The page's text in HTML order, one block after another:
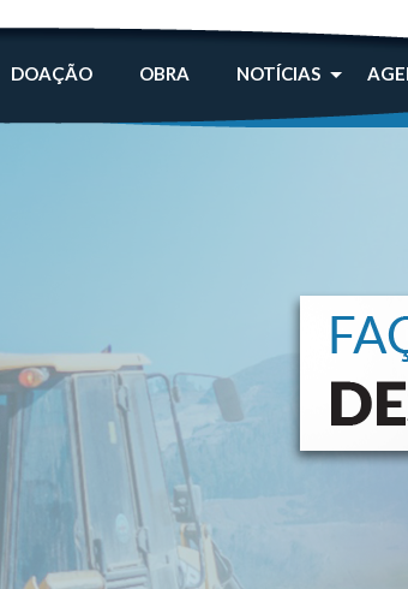
DOAÇÃO OBRA NOTÍCIAS